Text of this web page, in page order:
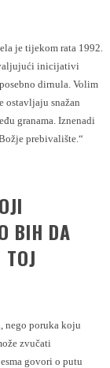
je tijekom rata 1992.
inicijativi
dirnula. Volim
ostavljaju snažan
granama. Iznenadi
prebivalište.“
BIH DA
nego poruka koju
zvučati
govori o putu